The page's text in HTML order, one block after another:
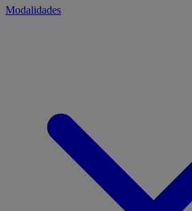
Modalidades